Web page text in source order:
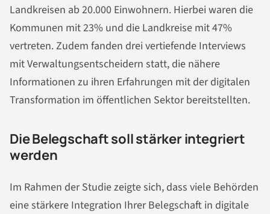
Landkreisen ab 20.000 Einwohnern. Hierbei waren die
Kommunen mit 23% und die Landkreise mit 47%
vertreten. Zudem fanden drei vertiefende Interviews
mit Verwaltungsentscheidern statt, die nähere
Informationen zu ihren Erfahrungen mit der digitalen
Transformation im öffentlichen Sektor bereitstellten.
Die Belegschaft soll stärker integriert
werden
Im Rahmen der Studie zeigte sich, dass viele Behörden
eine stärkere Integration Ihrer Belegschaft in digitale